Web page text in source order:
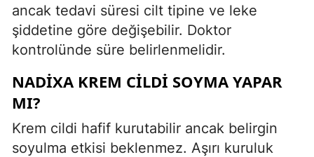
ancak tedavi süresi cilt tipine ve leke
şiddetine göre değişebilir. Doktor
kontrolünde süre belirlenmelidir.
NADIXA KREM CILDI SOYMA YAPAR
MI?
Krem cildi hafif kurutabilir ancak belirgin
soyulma etkisi beklenmez. Aşırı kuruluk